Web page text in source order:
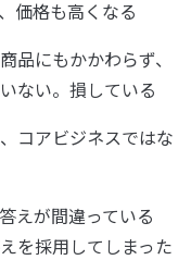
価格も高くなる
品にもかかわらず、
ない。損している
コアビジネスではな
えが間違っている
を採用してしまった